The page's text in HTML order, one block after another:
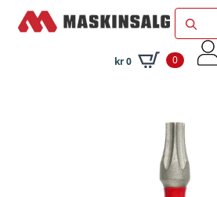
Search
for:
kr0 0